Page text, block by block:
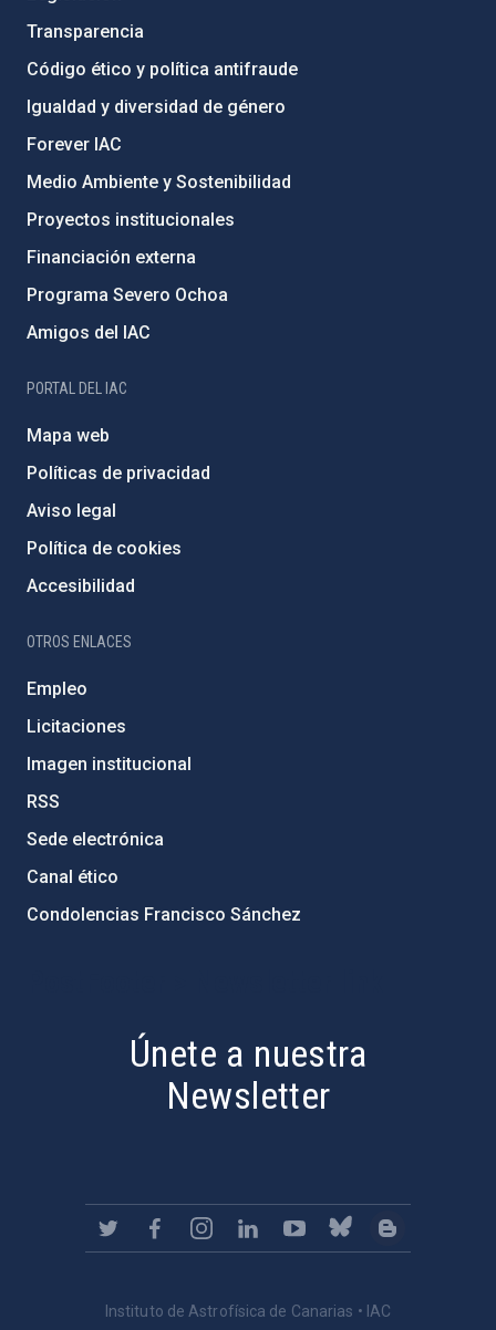
Transparencia
Código ético y política antifraude
Igualdad y diversidad de género
Forever IAC
Medio Ambiente y Sostenibilidad
Proyectos institucionales
Financiación externa
Programa Severo Ochoa
Amigos del IAC
PORTAL DEL IAC
Mapa web
Políticas de privacidad
Aviso legal
Política de cookies
Accesibilidad
OTROS ENLACES
Empleo
Licitaciones
Imagen institucional
RSS
Sede electrónica
Canal ético
Condolencias Francisco Sánchez
Únete a nuestra
Newsletter
Instituto de Astrofísica de Canarias • IAC